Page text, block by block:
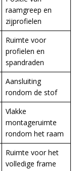
raamgreep en
zijprofielen
Ruimte voor
profielen en
spandraden
Aansluiting
rondom de stof
Vlakke
montageruimte
rondom het raam
Ruimte voor het
volledige frame